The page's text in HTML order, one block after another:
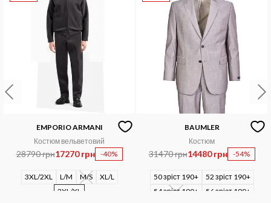
EMPORIO ARMANI
Костюм вельветовий
28790 грн17270 грн -40%
3XL/2XL L/M M/S
XL/L
2XL/XL
BAUMLER
Костюм
31470 грн14480 грн -54%
50 зріст 190+
52 зріст 190+
54 зріст 190+
56 зріст 190+